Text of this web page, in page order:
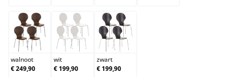
walnoot
walnoot
€ 249,90
wit
wit
€ 199,90
zwart
zwart
€ 199,90